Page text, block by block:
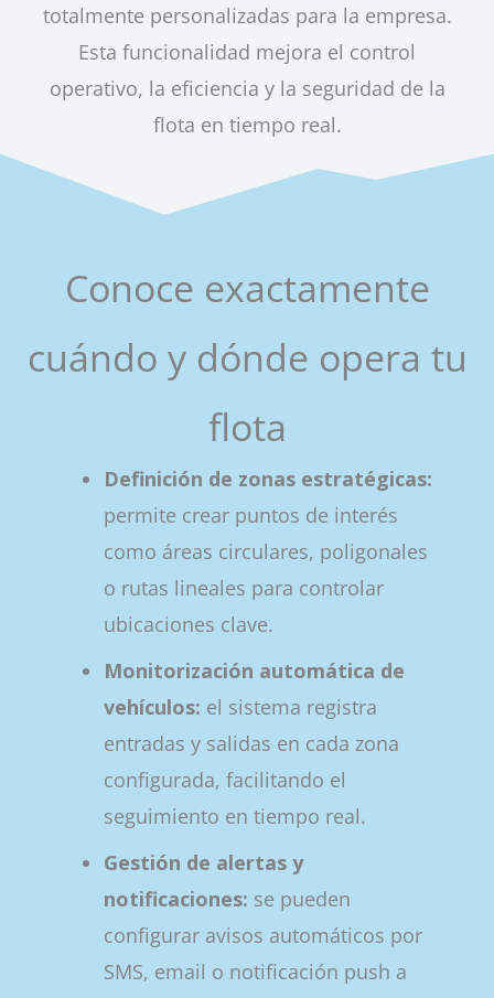
totalmente personalizadas para la empresa.
Esta funcionalidad mejora el control
operativo, la eficiencia y la seguridad de la
flota en tiempo real.
Conoce exactamente
cuándo y dónde opera tu
flota
Definición de zonas estratégicas:
permite crear puntos de interés
como áreas circulares, poligonales
o rutas lineales para controlar
ubicaciones clave.
Monitorización automática de
vehículos: el sistema registra
entradas y salidas en cada zona
configurada, facilitando el
seguimiento en tiempo real.
Gestión de alertas y
notificaciones: se pueden
configurar avisos automáticos por
SMS, email o notificación push a